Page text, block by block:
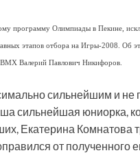
программу Олимпиады в Пекине,
этапов отбора на Игры-2008. Об
Валерий Павлович Никифоров.
сильнейшим и
сильнейшая юниорка,
Екатерина Комнатова
от полученного